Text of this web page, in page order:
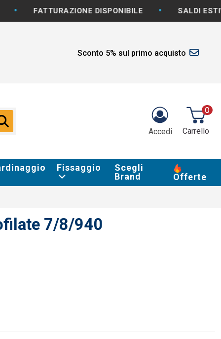
DISPONIBILE • SALDI ESTIVI: -5% E
Sconto 5% sul primo acquisto
Accedi
0
Carrello
Fissaggio
Scegli
Brand
Offerte
7/8/940